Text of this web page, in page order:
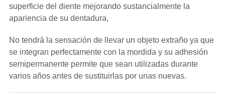
superficie del diente mejorando sustancialmente la
apariencia de su dentadura,
No tendrá la sensación de llevar un objeto extraño ya que
se integran perfectamente con la mordida y su adhesión
semipermanente permite que sean utilizadas durante
varios años antes de sustituirlas por unas nuevas.